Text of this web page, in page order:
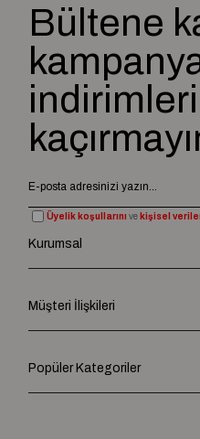
Bültene
indirimleri
Üyelik koşullarını ve kişisel
Kurumsal
Müşteri İlişkileri
Popüler Kategoriler